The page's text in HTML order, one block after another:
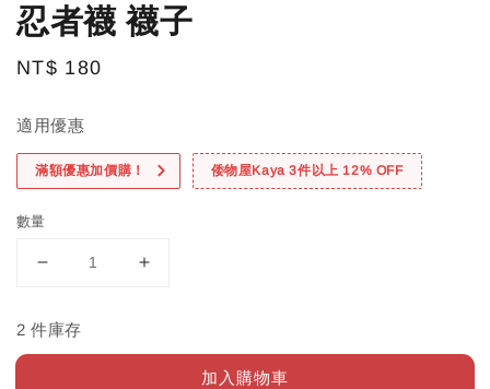
忍者襪 襪子
Regular
NT$ 180
適用優惠
滿額優惠加價購！ 倭物屋Kaya 3件以上 12% OFF
數量
2 件庫存
加入購物車